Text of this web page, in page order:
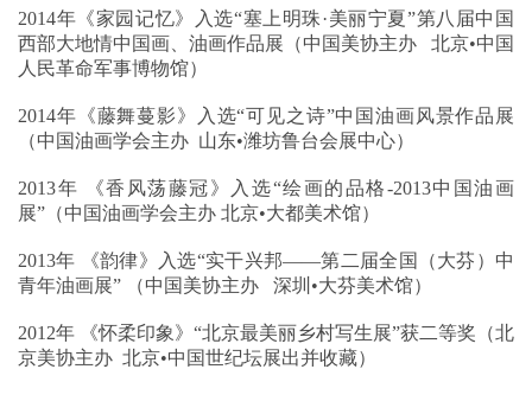
2014年《家园记忆》入选“塞上明珠·美丽宁夏”第八届中国
西部大地情中国画、油画作品展（中国美协主办 北京•中国
人民革命军事博物馆）
2014年《藤舞蔓影》入选“可见之诗”中国油画风景作品展
（中国油画学会主办 山东•潍坊鲁台会展中心）
2013年 《香风荡藤冠》入选“绘画的品格-2013中国油画
展”（中国油画学会主办 北京•大都美术馆）
2013年 《韵律》入选“实干兴邦——第二届全国（大芬）中
青年油画展” （中国美协主办 深圳•大芬美术馆）
2012年 《怀柔印象》“北京最美丽乡村写生展”获二等奖（北
京美协主办 北京•中国世纪坛展出并收藏）